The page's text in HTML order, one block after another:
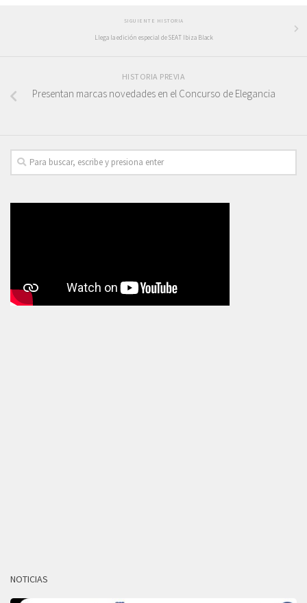
SIGUIENTE HISTORIA
Llega la edición especial de SEAT Ibiza Black
HISTORIA PREVIA
Presentan marcas novedades en el Concurso de Elegancia
NOTICIAS